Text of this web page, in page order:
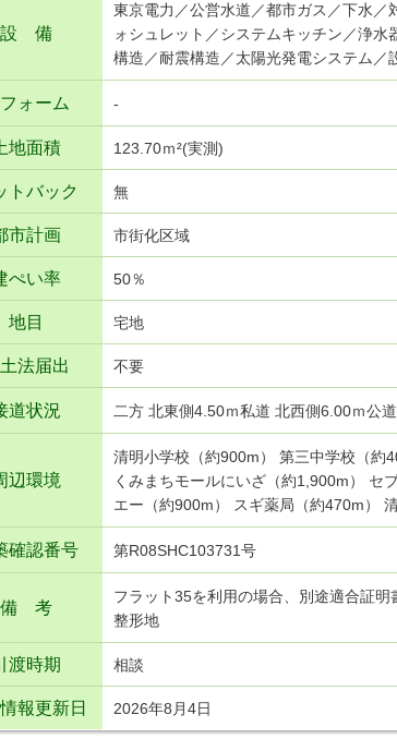
設 備
東京電力／公営水道／都市ガス／下水
ォシュレット／システムキッチン／浄
構造／耐震構造／太陽光発電システム
ォーム -
地面積 123.70ｍ²(実測)
トバック 無
市計画 市街化区域
ぺい率 50％
地目 宅地
法届出 不要
道状況 二方 北東側4.50ｍ私道 北西側6.00ｍ公道
辺環境
清明小学校（約900m） 第三中学校（約
くみまちモールにいざ（約1,900m） セ
エー（約900m） スギ薬局（約470m）
確認番号 第R08SHC103731号
備 考
フラット35を利用の場合、別途適合証
整形地
渡時期 相談
報更新日 2026年8月4日